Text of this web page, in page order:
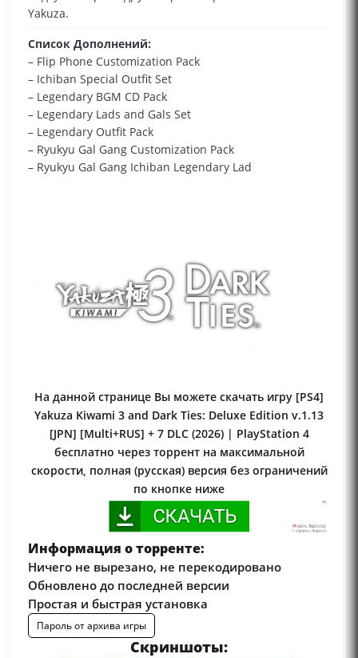
Yakuza.
Список Дополнений:
– Flip Phone Customization Pack
– Ichiban Special Outfit Set
– Legendary BGM CD Pack
– Legendary Lads and Gals Set
– Legendary Outfit Pack
– Ryukyu Gal Gang Customization Pack
– Ryukyu Gal Gang Ichiban Legendary Lad
На данной странице Вы можете скачать игру [PS4]
Yakuza Kiwami 3 and Dark Ties: Deluxe Edition v.1.13
[JPN] [Multi+RUS] + 7 DLC (2026) | PlayStation 4
бесплатно через торрент на максимальной
скорости, полная (русская) версия без ограничений
по кнопке ниже
Информация о торренте:
Ничего не вырезано, не перекодировано
Обновлено до последней версии
Простая и быстрая установка
Пароль от архива игры
Скриншоты: